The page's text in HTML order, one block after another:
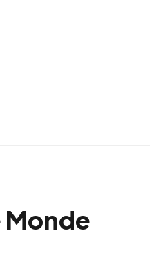
Monde